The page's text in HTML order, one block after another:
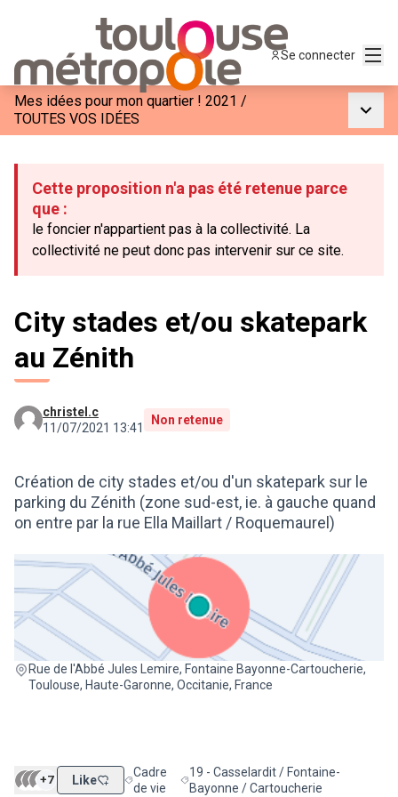
Se connecter
Mes idées pour mon quartier ! 2021 /
TOUTES VOS IDÉES
Cette proposition n'a pas été retenue parce
que :
le foncier n'appartient pas à la collectivité. La
collectivité ne peut donc pas intervenir sur ce site.
City stades et/ou skatepark
au Zénith
christel.c
11/07/2021 13:41
Non retenue
Création de city stades et/ou d'un skatepark sur le
parking du Zénith (zone sud-est, ie. à gauche quand
on entre par la rue Ella Maillart / Roquemaurel)
Rue de l'Abbé Jules Lemire, Fontaine Bayonne-Cartoucherie,
Toulouse, Haute-Garonne, Occitanie, France
(Lien externe)
+7 Like Filtrer les résultats de la catégorie : Cadre de vie
Cadre
de vie
Filtrer les résultats pour le secteur :
19 - Casselardit / Fontaine-
Bayonne / Cartoucherie